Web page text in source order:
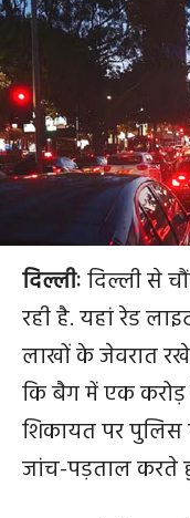
दिल्लीःदिल्ली से
रही है. यहां रेड
लाखों के जेवरात रखे
कि बैग में एक करोड़
शिकायत पर पुलिस
जांच-पड़ताल करते